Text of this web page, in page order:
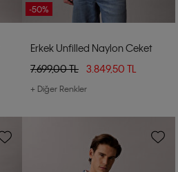
-50%
Erkek Unfilled Naylon Ceket
7.699,00 TL
3.849,50 TL
+ Diğer Renkler